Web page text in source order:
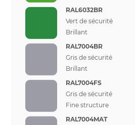
RAL6032BR
Vert de sécurité
Brillant
RAL7004BR
Gris de sécurité
Brillant
RAL7004FS
Gris de sécurité
Fine structure
RAL7004MAT